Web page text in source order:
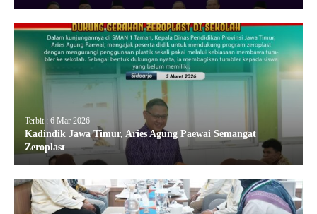
Terbit : 6 Mar 2026
Kadindik Jawa Timur, Aries Agung Paewai Semangat
Zeroplast